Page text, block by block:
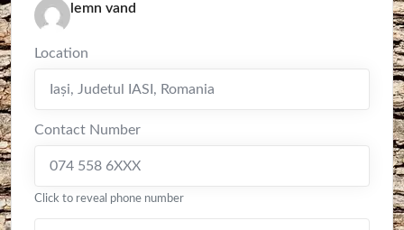
lemn vand
Location
Iaşi, Judetul IASI , Romania
Contact Number
074 558 6XXX
Click to reveal phone number